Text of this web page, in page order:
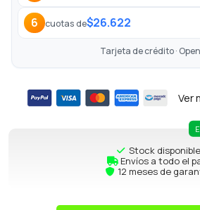
6 cuotas de$26.622
Tarjeta de crédito ·
Ver
Stock disponible
Envíos a todo el
12 meses de